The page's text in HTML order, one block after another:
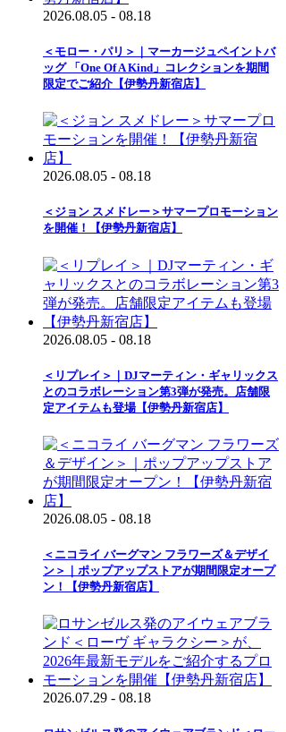
2026.08.05 - 08.18
＜モロー・パリ＞｜マーカージュペイントバ
ッグ 「One Of A Kind」コレクションを期間
限定でご紹介【伊勢丹新宿店】
2026.08.05 - 08.18
＜ジョン スメドレー＞サマープロモーション
を開催！【伊勢丹新宿店】
2026.08.05 - 08.18
＜リプレイ＞｜DJマーティン・ギャリックス
とのコラボレーション第3弾が発売。店舗限
定アイテムも登場【伊勢丹新宿店】
2026.08.05 - 08.18
＜ニコライ バーグマン フラワーズ＆デザイ
ン＞｜ポップアップストアが期間限定オープ
ン！【伊勢丹新宿店】
2026.07.29 - 08.18